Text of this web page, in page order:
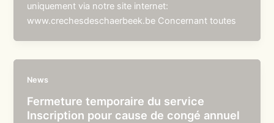
uniquement via notre site internet:
www.crechesdeschaerbeek.be Concernant toutes
News
Fermeture temporaire du service
Inscription pour cause de congé annuel